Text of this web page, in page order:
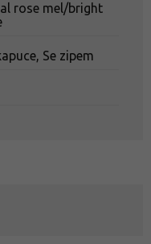
rose mel/bright
Se zipem